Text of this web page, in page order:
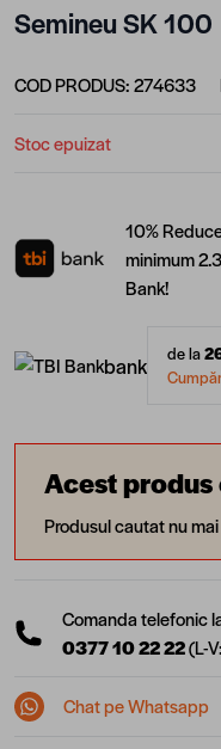
Semineu SK 100
COD PRODUS:274633
Stoc epuizat
10%
minimum
Bank!
bank de la
Acest
Produsul cautat nu
Comanda telefonic
0377 10 22 22(L-
Chat pe Whatsapp